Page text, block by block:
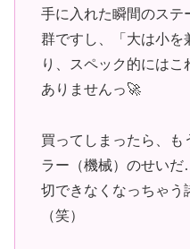
手に入れた瞬間のステ
群ですし、「大は小を
り、スペック的には
ありませんっ🚀
買ってしまったら、も
ラー（機械）のせい
切できなくなっちゃう
（笑）